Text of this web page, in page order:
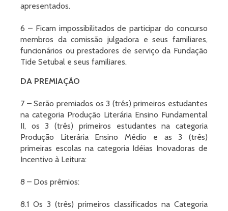
apresentados.
6 – Ficam impossibilitados de participar do concurso
membros da comissão julgadora e seus familiares,
funcionários ou prestadores de serviço da Fundação
Tide Setubal e seus familiares.
DA PREMIAÇÃO
7 – Serão premiados os 3 (três) primeiros estudantes
na categoria Produção Literária Ensino Fundamental
II, os 3 (três) primeiros estudantes na categoria
Produção Literária Ensino Médio e as 3 (três)
primeiras escolas na categoria Idéias Inovadoras de
Incentivo à Leitura:
8 – Dos prêmios:
8.1 Os 3 (três) primeiros classificados na Categoria